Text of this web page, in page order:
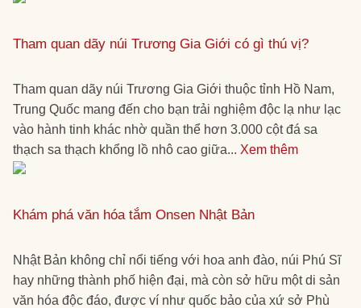
Tham quan dãy núi Trương Gia Giới có gì thú vị?
Tham quan dãy núi Trương Gia Giới thuộc tỉnh Hồ Nam,
Trung Quốc mang đến cho bạn trải nghiệm độc lạ như lạc
vào hành tinh khác nhờ quần thể hơn 3.000 cột đá sa
thạch sa thạch khổng lồ nhô cao giữa... Xem thêm
Khám phá văn hóa tắm Onsen Nhật Bản
Nhật Bản không chỉ nổi tiếng với hoa anh đào, núi Phú Sĩ
hay những thành phố hiện đại, mà còn sở hữu một di sản
văn hóa độc đáo, được ví như quốc bảo của xứ sở Phù